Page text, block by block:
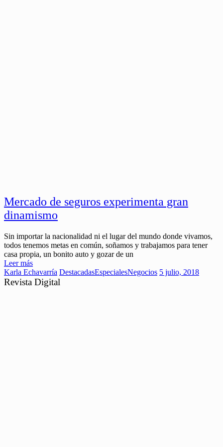
Mercado de seguros experimenta gran
dinamismo
Sin importar la nacionalidad ni el lugar del mundo donde vivamos,
todos tenemos metas en común, soñamos y trabajamos para tener
casa propia, un bonito auto y gozar de un
Leer más
Karla Echavarría DestacadasEspecialesNegocios 5 julio, 2018
Revista Digital